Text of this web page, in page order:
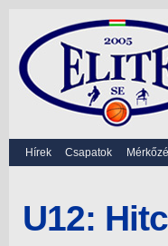
Hírek Csapatok
U12: